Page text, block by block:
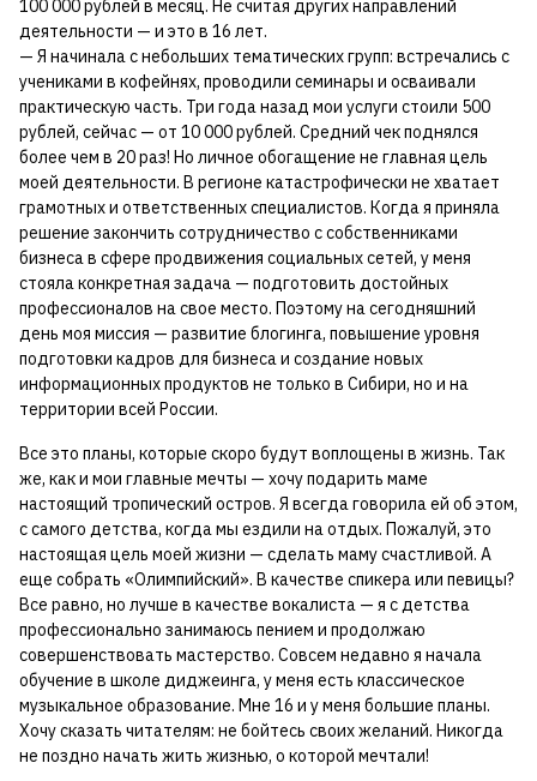
100 000 рублей в месяц. Не считая других направлений
деятельности — и это в 16 лет.
— Я начинала с небольших тематических групп: встречались с
учениками в кофейнях, проводили семинары и осваивали
практическую часть. Три года назад мои услуги стоили 500
рублей, сейчас — от 10 000 рублей. Средний чек поднялся
более чем в 20 раз! Но личное обогащение не главная цель
моей деятельности. В регионе катастрофически не хватает
грамотных и ответственных специалистов. Когда я приняла
решение закончить сотрудничество с собственниками
бизнеса в сфере продвижения социальных сетей, у меня
стояла конкретная задача — подготовить достойных
профессионалов на свое место. Поэтому на сегодняшний
день моя миссия — развитие блогинга, повышение уровня
подготовки кадров для бизнеса и создание новых
информационных продуктов не только в Сибири, но и на
территории всей России.
Все это планы, которые скоро будут воплощены в жизнь. Так
же, как и мои главные мечты — хочу подарить маме
настоящий тропический остров. Я всегда говорила ей об этом,
с самого детства, когда мы ездили на отдых. Пожалуй, это
настоящая цель моей жизни — сделать маму счастливой. А
еще собрать «Олимпийский». В качестве спикера или певицы?
Все равно, но лучше в качестве вокалиста — я с детства
профессионально занимаюсь пением и продолжаю
совершенствовать мастерство. Совсем недавно я начала
обучение в школе диджеинга, у меня есть классическое
музыкальное образование. Мне 16 и у меня большие планы.
Хочу сказать читателям: не бойтесь своих желаний. Никогда
не поздно начать жить жизнью, о которой мечтали!